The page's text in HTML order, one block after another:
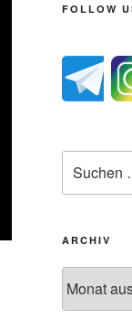
FOLLOW
nach:
ARCHIV